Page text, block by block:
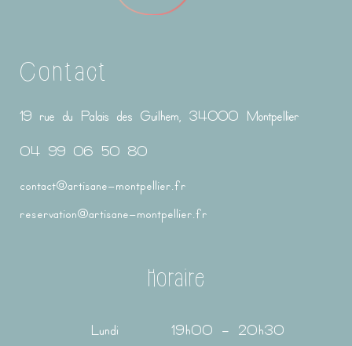
Contact
19 rue du Palais des Guilhem, 34000 Montpellier
04 99 06 50 80
contact@artisane-montpellier.fr
reservation@artisane-montpellier.fr
Horaire
Lundi
19h00 – 20h30